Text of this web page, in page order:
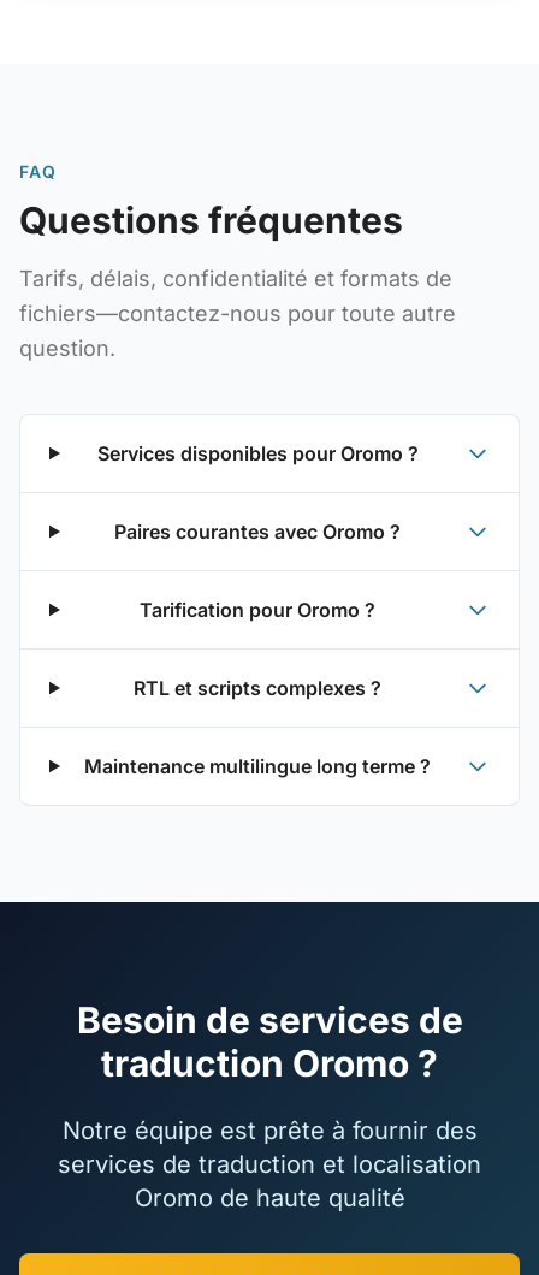
FAQ
Questions fréquentes
Tarifs, délais, confidentialité et formats de
fichiers—contactez-nous pour toute autre
question.
Services disponibles pour Oromo ?
Paires courantes avec Oromo ?
Tarification pour Oromo ?
RTL et scripts complexes ?
Maintenance multilingue long terme ?
Besoin de services de
traduction Oromo ?
Notre équipe est prête à fournir des
services de traduction et localisation
Oromo de haute qualité